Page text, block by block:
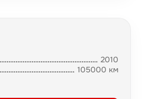
2010
105000 км